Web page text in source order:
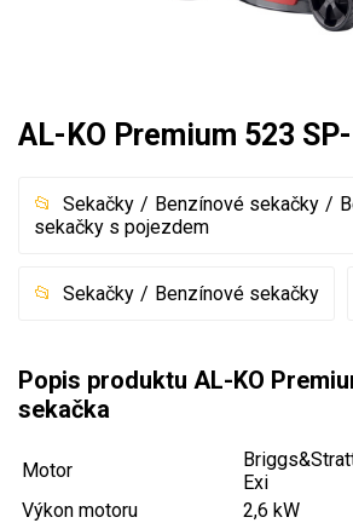
Robotické sekačky
Mulčovače
Křovinořezy a vyžínače
Aku křovinořezy a vyžínače
Benzínové pily
AL-KO Premium 523
Sekačky Benzínové sekačky
sekačky s pojezdem
Sekačky Benzínové sekačky
Popis produktu AL-KO
sekačka
Motor
Exi
Výkon motoru
2,6 kW